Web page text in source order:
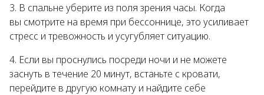
В спальне уберите из поля зрения часы. Когда
вы смотрите на время при бессоннице, это усиливает
стресс и тревожность и усугубляет ситуацию.
Если вы проснулись посреди ночи и не можете
заснуть в течение 20 минут, встаньте с кровати,
перейдите в другую комнату и найдите себе